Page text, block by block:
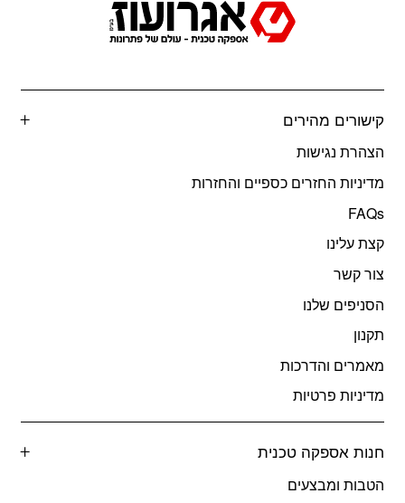
קישורים מהירים
הצהרת נגישות
מדיניות החזרים כספיים והחזרות
FAQs
קצת עלינו
צור קשר
הסניפים שלנו
תקנון
מאמרים והדרכות
מדיניות פרטיות
חנות אספקה טכנית
הטבות ומבצעים